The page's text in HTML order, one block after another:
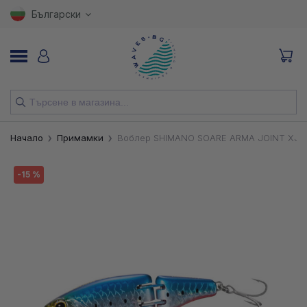
Български
НОВИ
ВЪДИЦИ
Начало Примамки Воблер SHIMANO SOARE ARMA JOINT
-15 %